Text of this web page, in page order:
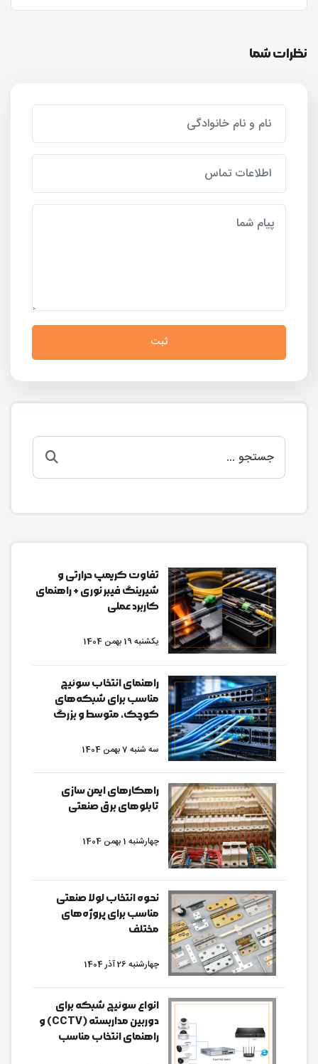
نظرات شما
ثبت
تفاوت کریمپ حرارتی و
شیرینگ فیبر نوری + راهنمای
کاربرد عملی
یکشنبه 19 بهمن 1404
راهنمای انتخاب سوئیچ
مناسب برای شبکه‌های
کوچک، متوسط و بزرگ
سه شنبه 7 بهمن 1404
راهکارهای ایمن سازی
تابلوهای برق صنعتی
چهارشنبه 1 بهمن 1404
نحوه انتخاب لولا صنعتی
مناسب برای پروژه‌های
مختلف
چهارشنبه 26 آذر 1404
انواع سوئیچ شبکه برای
دوربین مداربسته (CCTV) و
راهنمای انتخاب مناسب